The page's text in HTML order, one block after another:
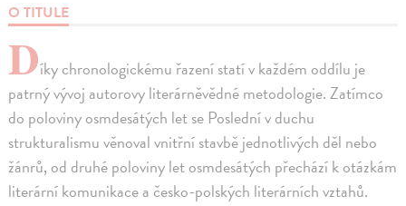
O TITULE
Díky chronologickému řazení statí v každém oddílu je
patrný vývoj autorovy literárněvědné metodologie. Zatímco
do poloviny osmdesátých let se Poslední v duchu
strukturalismu věnoval vnitřní stavbě jednotlivých děl nebo
žánrů, od druhé poloviny let osmdesátých přechází k otázkám
literární komunikace a česko-polských literárních vztahů.